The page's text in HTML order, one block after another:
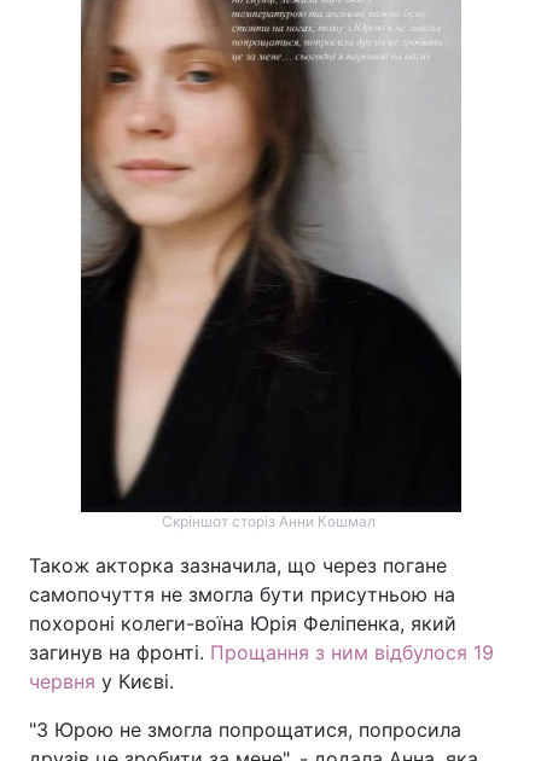
Тема оформлення
Скріншот сторіз Анни Кошмал
Також акторка зазначила, що через погане
самопочуття не змогла бути присутньою на
похороні колеги-воїна Юрія Феліпенка, який
загинув на фронті. Прощання з ним відбулося 19
червня у Києві.
"З Юрою не змогла попрощатися, попросила